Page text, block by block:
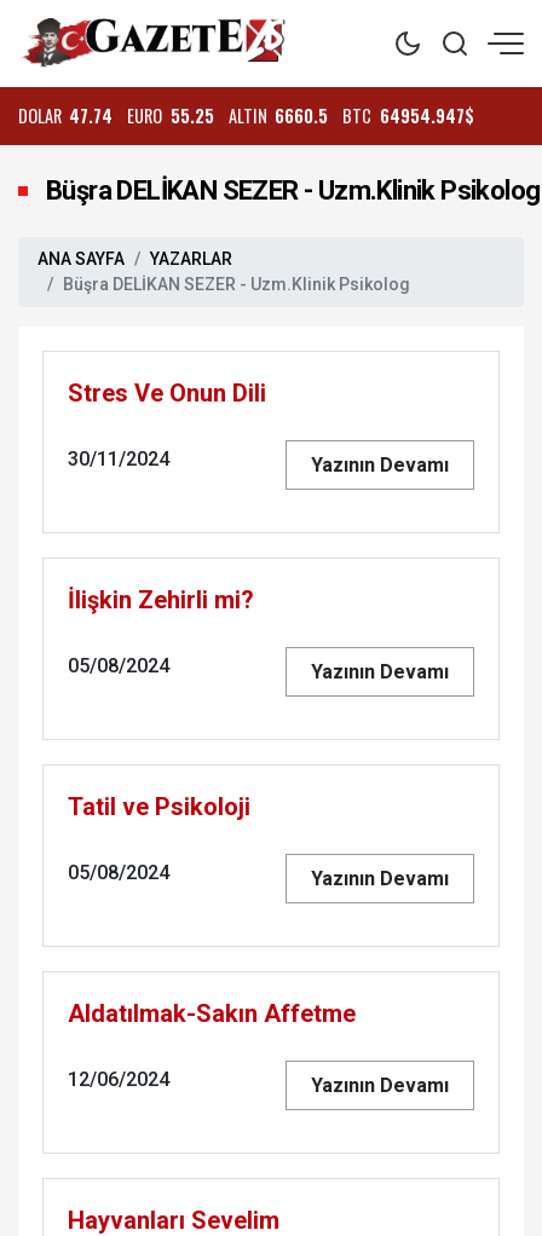
DOLAR 47.74 EURO 55.25 ALTIN 6660.5 BTC 64954.947$
Büşra DELİKAN SEZER - Uzm.Klinik
ANA SAYFA
YAZARLAR
Büşra DELİKAN SEZER - Uzm.Klinik Psikolog
Stres Ve Onun Dili
30/11/2024 Yazının Devamı
İlişkin Zehirli mi?
05/08/2024 Yazının Devamı
Tatil ve Psikoloji
05/08/2024 Yazının Devamı
Aldatılmak-Sakın Affetme
12/06/2024 Yazının Devamı
Hayvanları Sevelim